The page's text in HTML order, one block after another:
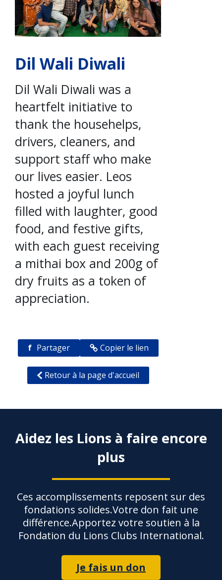
Dil Wali Diwali
Dil Wali Diwali was a
heartfelt initiative to
thank the househelps,
drivers, cleaners, and
support staff who make
our lives easier. Leos
hosted a joyful lunch
filled with laughter, good
food, and festive gifts,
with each guest receiving
a mithai box and 200g of
dry fruits as a token of
appreciation.
f Partager Copier le lien
Retour à la page d'accueil
Aidez les Lions à faire encore
plus
Ces accomplissements reposent sur des
fondations solides.Votre don fait une
différence.Apportez votre soutien à la
Fondation du Lions Clubs International.
Je fais un don